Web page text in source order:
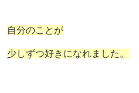
自分のことが
少しずつ好きになれました。